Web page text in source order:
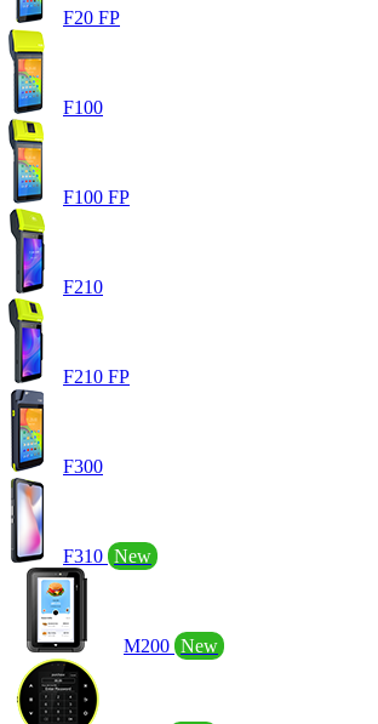
F20 FP
F100
F100 FP
F210
F210 FP
F300
F310 New
M200 New